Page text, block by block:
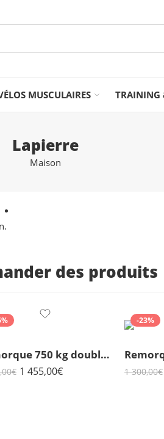
MUSCULAIRES TRAINING
Lapierre
Maison
des produits
Remorque 750 kg double essieux Bois 3m00x1m51
€ 1 455,00€
-23%
1 300,00€